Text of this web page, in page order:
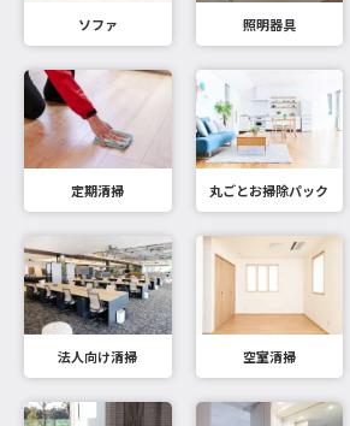
ソファ 照明器具
定期清掃 丸ごとお掃除パック
法人向け清掃 空室清掃